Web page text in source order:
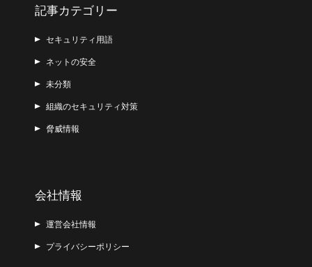
記事カテゴリー
セキュリティ用語
ネットの安全
未分類
組織のセキュリティ対策
脅威情報
会社情報
運営会社情報
プライバシーポリシー